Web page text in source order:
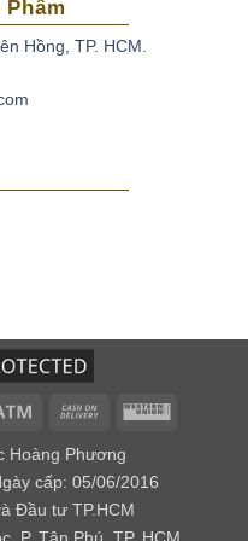
mà lại không mong
thứ thiệt có chứa
Hồng, TP. HCM.
Atm
Cash
Delivery
Western
Hoàng Phương
cấp: 05/06/2016
Đầu tư TP.HCM
P. Tân Phú, TP. HCM.